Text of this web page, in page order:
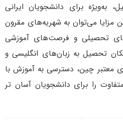
برای دانشجویان ایرانی
مزایا می‌توان به شهریه‌های مقرون‌
تحصیلی و فرصت‌های آموزشی
تحصیل به زبان‌های انگلیسی و
معتبر چین، دسترسی به آموزش با
را برای دانشجویان آسان ‌تر